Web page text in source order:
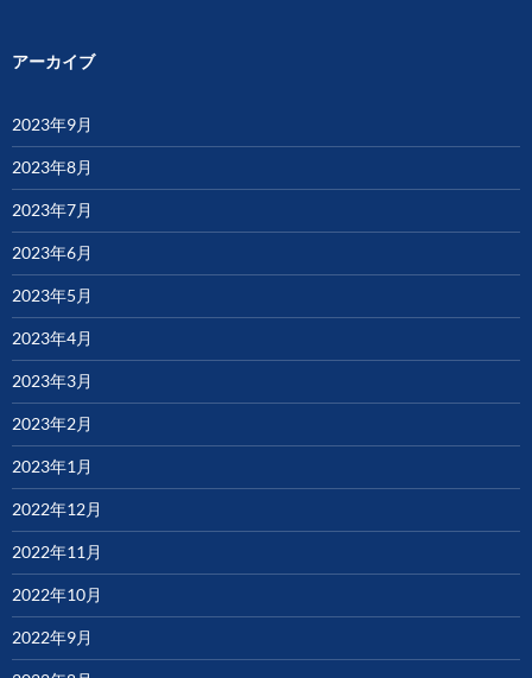
アーカイブ
2023年9月
2023年8月
2023年7月
2023年6月
2023年5月
2023年4月
2023年3月
2023年2月
2023年1月
2022年12月
2022年11月
2022年10月
2022年9月